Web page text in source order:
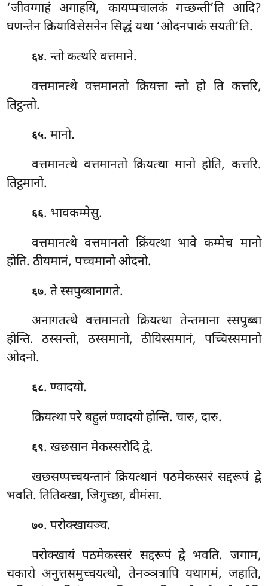
‘जीवग्गाहं अगाहयि, कायप्पचालकं गच्छन्ती’ति आदि?
घणन्तेन क्रियाविसेसनेन सिद्धं यथा ‘ओदनपाकं सयती’ति.
६४. न्तो कत्थरि वत्तमाने.
वत्तमानत्थे वत्तमानतो क्रियत्ता न्तो हो ति कत्तरि,
तिट्ठन्तो.
६५. मानो.
वत्तमानत्थे वत्तमानतो क्रियत्था मानो होति, कत्तरि.
तिट्ठमानो.
६६. भावकम्मेसु.
वत्तमानत्थेवत्तमानतो क्रिंयत्था भावे कम्मेच मानो
होति. ठीयमानं, पच्चमानो ओदनो.
६७. ते स्सपुब्बानागते.
अनागतत्थे वत्तमानतो क्रियत्था तेन्तमाना स्सपुब्बा
होन्ति. ठस्सन्तो, ठस्समानो, ठीयिस्समानं, पच्चिस्समानो
ओदनो.
६८. ण्वादयो.
क्रियत्था परे बहुलं ण्वादयो होन्ति. चारु, दारु.
६९. खछसान मेकस्सरोदि द्वे.
खछसप्पच्चयन्तानं क्रियत्थानं पठमेकस्सरं सद्दरूपं द्वे
भवति. तितिक्खा, जिगुच्छा, वीमंसा.
७०. परोक्खायञ्च.
परोक्खायं पठमेकस्सरं सद्दरूपं द्वे भवति. जगाम,
चकारो अनुत्तसमुच्चयत्थो, तेनञ्ञत्रापि यथागमं, जहाति,